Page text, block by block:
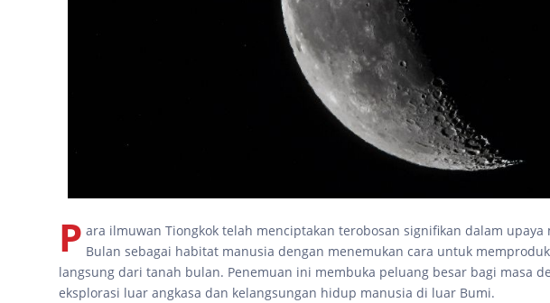
P ara ilmuwan Tiongkok telah menciptakan terobosan signifikan dalam upaya
Bulan sebagai habitat manusia dengan menemukan cara untuk
langsung dari tanah bulan. Penemuan ini membuka peluang besar bagi masa
eksplorasi luar angkasa dan kelangsungan hidup manusia di luar Bumi.